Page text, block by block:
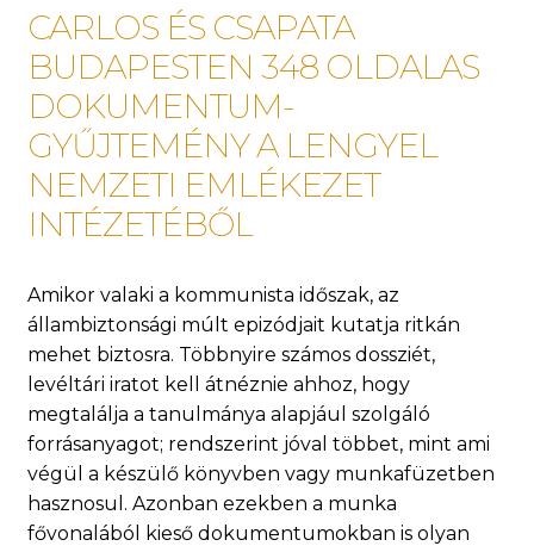
CARLOS ÉS CSAPATA
BUDAPESTEN 348 OLDALAS
DOKUMENTUM-
GYŰJTEMÉNY A LENGYEL
NEMZETI EMLÉKEZET
INTÉZETÉBŐL
Amikor valaki a kommunista időszak, az
állambiztonsági múlt epizódjait kutatja ritkán
mehet biztosra. Többnyire számos dossziét,
levéltári iratot kell átnéznie ahhoz, hogy
megtalálja a tanulmánya alapjául szolgáló
forrásanyagot; rendszerint jóval többet, mint ami
végül a készülő könyvben vagy munkafüzetben
hasznosul. Azonban ezekben a munka
fővonalából kieső dokumentumokban is olyan